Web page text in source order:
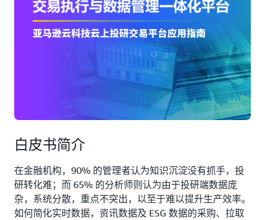
白皮书简介
在金融机构，90% 的管理者认为知识沉淀没有抓手，投
研转化难；而 65% 的分析师则认为由于投研端数据庞
杂，系统分散，重点不突出，以至于难以提升生产效率。
如何简化实时数据，资讯数据及 ESG 数据的采购、拉取